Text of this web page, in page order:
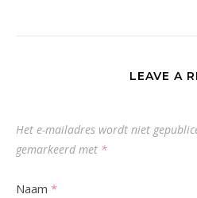
LEAVE A
Het e-mailadres wordt niet
gemarkeerd met *
Naam *